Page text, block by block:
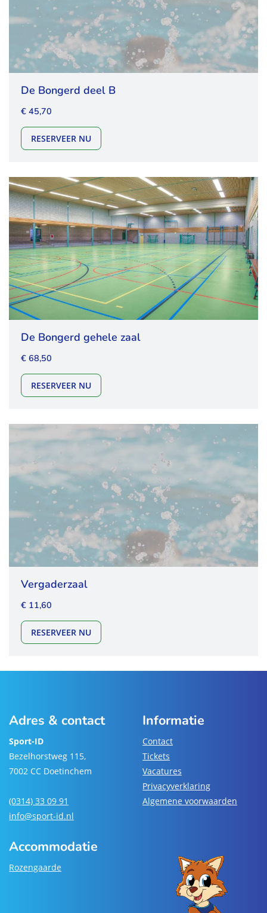
De Bongerd deel B
€ 45,70
RESERVEER NUDE BONGERD DEEL B
De Bongerd gehele zaal
€ 68,50
RESERVEER NUDE BONGERD GEHELE ZAAL
Vergaderzaal
€ 11,60
RESERVEER NUVERGADERZAAL
Adres & contact
Sport-ID
Bezelhorstweg 115,
7002 CC Doetinchem
(0314) 33 09 91
info@sport-id.nl
Informatie
Contact
Tickets
Vacatures
Privacyverklaring
Algemene voorwaarden
Accommodatie
Rozengaarde